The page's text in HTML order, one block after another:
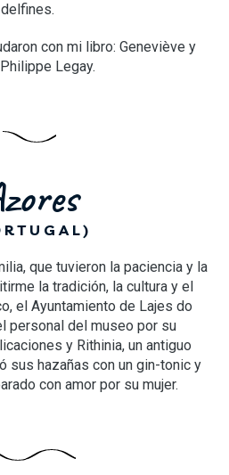
delfines.
con mi libro: Geneviève y
Legay.
que tuvieron la paciencia y la
la tradición, la cultura y el
el Ayuntamiento de Lajes do
personal del museo por su
y Rithinia, un antiguo
sus hazañas con un gin-tonic y
con amor por su mujer.